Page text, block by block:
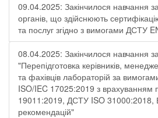
09.04.2025: Закінчилося навчання
органів, що здійснюють
та послуг згідно з вимогами ДСТУ
08.04.2025: Закінчилося навчання
"Перепідготовка керівників,
та фахівців лабораторій за
ISO/IEC 17025:2019 з
19011:2019, ДСТУ ISO 31000:2018,
рекомендацій"